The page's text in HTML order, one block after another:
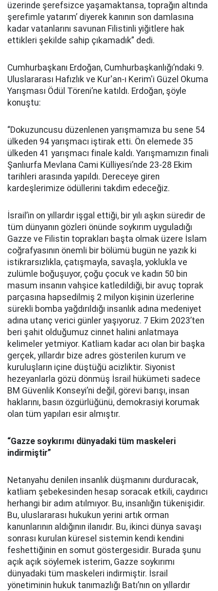
üzerinde şerefsizce yaşamaktansa, toprağın altında
şerefimle yatarım’ diyerek kanının son damlasına
kadar vatanlarını savunan Filistinli yiğitlere hak
ettikleri şekilde sahip çıkamadık” dedi.
Cumhurbaşkanı Erdoğan, Cumhurbaşkanlığı’ndaki 9.
Uluslararası Hafızlık ve Kur'an-ı Kerim'i Güzel Okuma
Yarışması Ödül Töreni’ne katıldı. Erdoğan, şöyle
konuştu:
“Dokuzuncusu düzenlenen yarışmamıza bu sene 54
ülkeden 94 yarışmacı iştirak etti. Ön elemede 35
ülkeden 41 yarışmacı finale kaldı. Yarışmamızın finali
Şanlıurfa Mevlana Cami Külliyesi’nde 23-28 Ekim
tarihleri arasında yapıldı. Dereceye giren
kardeşlerimize ödüllerini takdim edeceğiz.
İsrail’in on yıllardır işgal ettiği, bir yılı aşkın süredir de
tüm dünyanın gözleri önünde soykırım uyguladığı
Gazze ve Filistin toprakları başta olmak üzere İslam
coğrafyasının önemli bir bölümü bugün ne yazık ki
istikrarsızlıkla, çatışmayla, savaşla, yoklukla ve
zulümle boğuşuyor, çoğu çocuk ve kadın 50 bin
masum insanın vahşice katledildiği, bir avuç toprak
parçasına hapsedilmiş 2 milyon kişinin üzerlerine
sürekli bomba yağdırıldığı insanlık adına medeniyet
adına utanç verici günler yaşıyoruz. 7 Ekim 2023’ten
beri şahit olduğumuz cinnet halini anlatmaya
kelimeler yetmiyor. Katliam kadar acı olan bir başka
gerçek, yıllardır bize adres gösterilen kurum ve
kuruluşların içine düştüğü acizliktir. Siyonist
hezeyanlarla gözü dönmüş İsrail hükümeti sadece
BM Güvenlik Konseyi’ni değil, görevi barışı, insan
haklarını, basın özgürlüğünü, demokrasiyi korumak
olan tüm yapıları esir almıştır.
“Gazze soykırımı dünyadaki tüm maskeleri
indirmiştir”
Netanyahu denilen insanlık düşmanını durduracak,
katliam şebekesinden hesap soracak etkili, caydırıcı
herhangi bir adım atılmıyor. Bu, insanlığın tükenişidir.
Bu, uluslararası hukukun yerini artık orman
kanunlarının aldığının ilanıdır. Bu, ikinci dünya savaşı
sonrası kurulan küresel sistemin kendi kendini
feshettiğinin en somut göstergesidir. Burada şunu
açık açık söylemek isterim, Gazze soykırımı
dünyadaki tüm maskeleri indirmiştir. İsrail
yönetiminin hukuk tanımazlığı Batı’nın on yıllardır